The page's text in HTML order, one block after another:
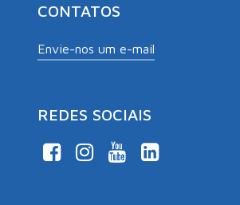
CONTATOS
Envie-nos um e-mail
REDES SOCIAIS